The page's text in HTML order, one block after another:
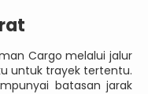
Cargo melalui jalur
untuk trayek tertentu.
batasan jarak